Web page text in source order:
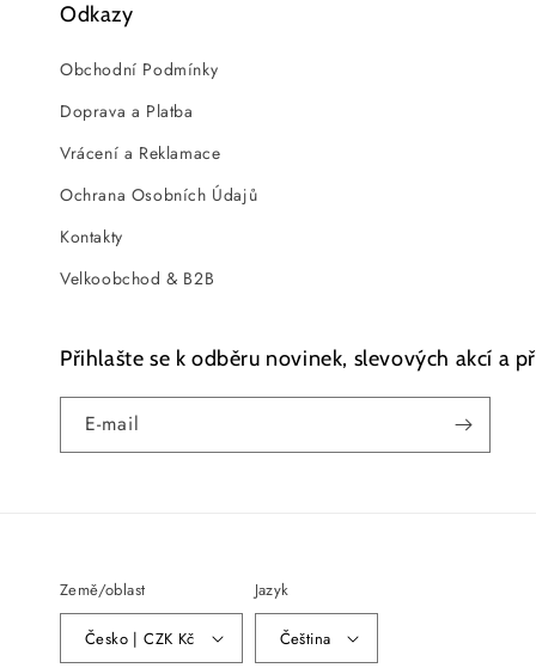
Odkazy
Obchodní Podmínky
Doprava a Platba
Vrácení a Reklamace
Ochrana Osobních Údajů
Kontakty
Velkoobchod & B2B
Přihlašte se k odběru novinek, slevových akcí a
E-mail
Země/oblast
Česko | CZK Kč
Jazyk
Čeština